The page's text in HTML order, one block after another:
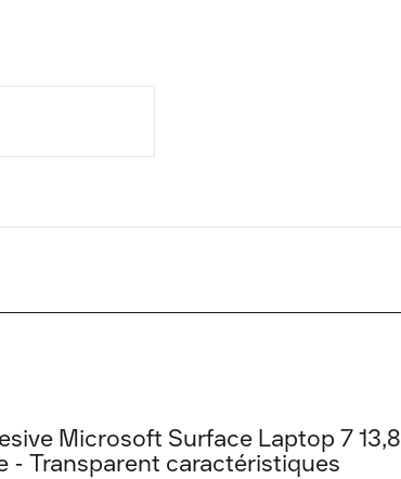
Microsoft Surface Laptop 7 13,8
- Transparent caractéristiques